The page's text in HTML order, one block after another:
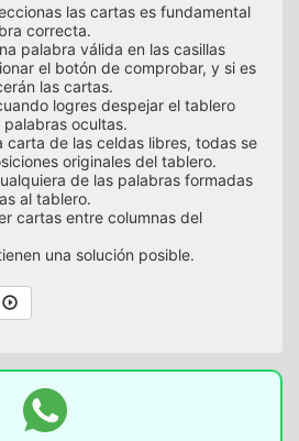
las cartas es fundamental
correcta.
palabra válida en las casillas
el botón de comprobar, y si es
las cartas.
logres despejar el tablero
ocultas.
carta de las celdas libres, todas se
originales del tablero.
de las palabras formadas
al tablero.
cartas entre columnas del
una solución posible.